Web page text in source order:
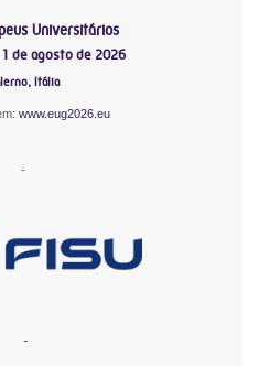
Universitários
de agosto de 2026
Itália
www.eug2026.eu
-
-